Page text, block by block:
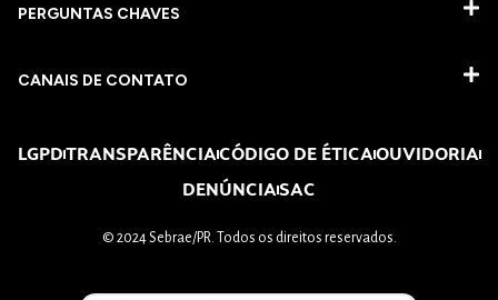
PERGUNTAS CHAVES​
CANAIS DE CONTATO
LGPDTRANSPARÊNCIACÓDIGO DE ÉTICAOUVIDORIA
DENÚNCIASAC
© 2024 Sebrae/PR. Todos os direitos reservados.